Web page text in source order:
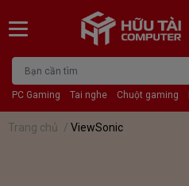
PC Gaming Tai nghe Chuột gaming
Trang chủ / ViewSonic